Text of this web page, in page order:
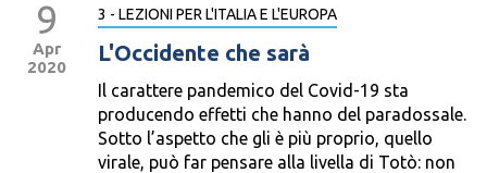
9
Apr
2020
3 - LEZIONI PER L'ITALIA E L'EUROPA
L'Occidente che sarà
Il carattere pandemico del Covid-19 sta
producendo effetti che hanno del paradossale.
Sotto l’aspetto che gli è più proprio, quello
virale, può far pensare alla livella di Totò: non